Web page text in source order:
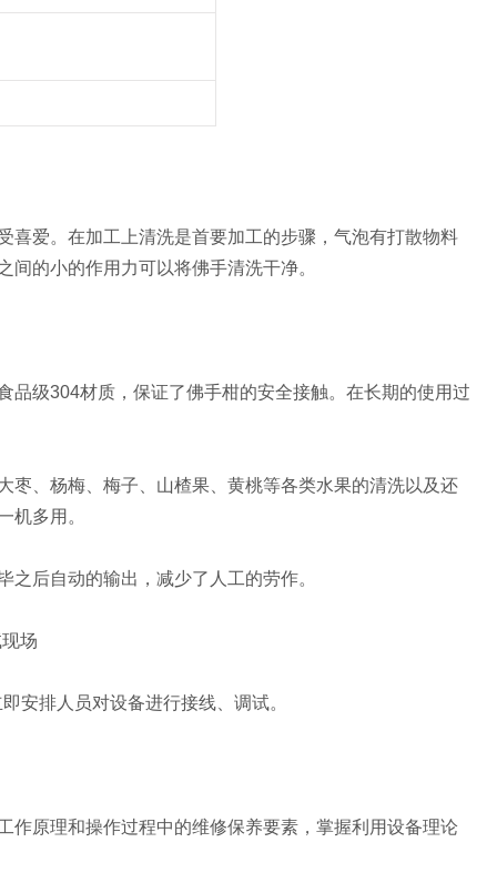
喜爱。在加工上清洗是首要加工的步骤，气泡有打散物料
的小的作用力可以将佛手清洗干净。
级304材质，保证了佛手柑的安全接触。在长期的使用过
、杨梅、梅子、山楂果、黄桃等各类水果的清洗以及还
机多用。
后自动的输出，减少了人工的劳作。
场
排人员对设备进行接线、调试。
原理和操作过程中的维修保养要素，掌握利用设备理论